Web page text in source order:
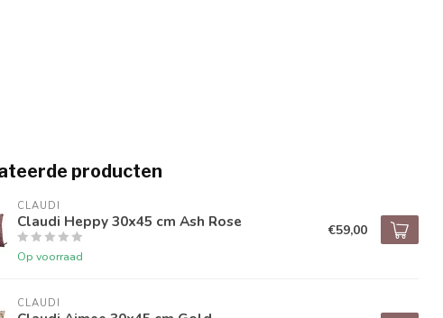
producten
CLAUDI
Claudi Heppy 30x45 cm Ash Rose
Op voorraad
€59,00
CLAUDI